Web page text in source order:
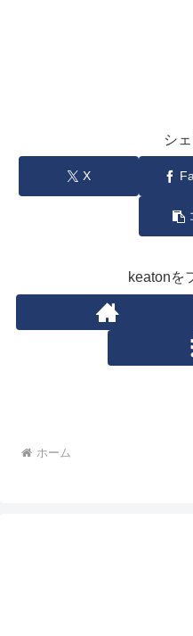
シ
X
keatonを
ホーム